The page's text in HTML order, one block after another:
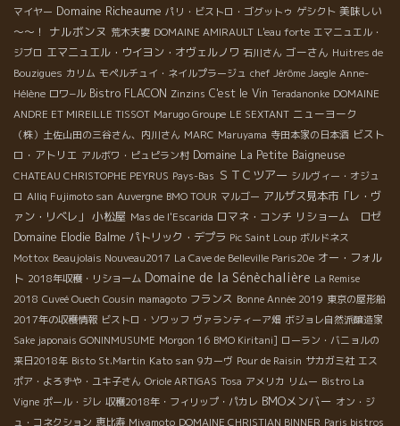
マイヤー Domaine Richeaume パリ・ビストロ・ゴグットゥ ゲシクト 美味しい
～～！
ナルボンヌ 荒木夫妻 DOMAINE AMIRAULT L'eau forte エマニュエル・
ジブロ エマニュエル・ウイヨン・オヴェルノワ 石川さん ゴーさん Huitres de
Bouzigues カリム モペルチュイ・ネイルプラージュ chef Jérôme Jaegle Anne-
Hélène ロワ−ル Bistro FLACON Zinzins C'est le Vin Teradanonke DOMAINE
ANDRE ET MIREILLE TISSOT Marugo Groupe LE SEXTANT ニューヨーク
（株）土佐山田の三谷さん、内川さん MARC Maruyama 寺田本家の日本酒 ビスト
ロ・アトリエ アルボワ・ピュピラン村 Domaine La Petite Baigneuse
CHATEAU CHRISTOPHE PEYRUS Pays-Bas ＳＴＣツアー シルヴィー・オジュ
ロ Alliq Fujimoto san Auvergne BMO TOUR マルゴー アルザス見本市「レ・ヴ
ァン・リベレ」 小松屋 Mas de l'Escarida ロマネ・コンチ リショーム ロゼ
Domaine Elodie Balme パトリック・デプラ Pic Saint Loup ボルドネス
Mottox Beaujolais Nouveau2017 La Cave de Belleville Paris20e オー・フォル
ト 2018年収穫・リショーム Domaine de la Sénèchalière La Remise
2018 Cuveé Ouech Cousin mamagoto フランス Bonne Année 2019 東京の屋形船
2017年の収穫情報 ビストロ・ソワッフ ヴァランティーア畑 ボジョレ自然派醸造家
Sake japonais GONINMUSUME Morgon 16 BMO Kiritani] ローラン・バニョルの
来日2018年 Bisto St.Martin Kato san 9カーヴ Pour de Raisin サカガミ社 エス
ポア・よろずや・ユキ子さん Oriole ARTIGAS Tosa アメリカ リムー Bistro La
Vigne ポール・ジレ 収穫2018年・フィリップ・パカレ BMOメンバー オン・ジ
ュ・コネクション 恵比寿 Miyamoto DOMAINE CHRISTIAN BINNER Paris bistros